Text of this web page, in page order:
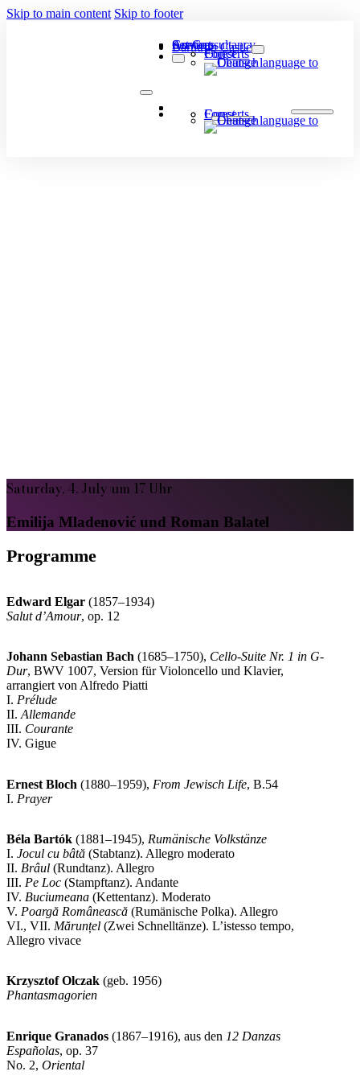
Skip to main content Skip to footer
Art Consultancy
Services
Contact
Barntrup Castle
Concerts
Forest
Art Consultancy
Services
Contact
Barntrup Castle
Concerts
Forest
Saturday, 4. July um 17 Uhr
Emilija Mladenović und Roman Balatel
Programme
Edward Elgar (1857–1934)
Salut d’Amour, op. 12
Johann Sebastian Bach (1685–1750), Cello-Suite Nr. 1 in G-
Dur, BWV 1007, Version für Violoncello und Klavier,
arrangiert von Alfredo Piatti
I. Prélude
II. Allemande
III. Courante
IV. Gigue
Ernest Bloch (1880–1959), From Jewisch Life, B.54
I. Prayer
Béla Bartók (1881–1945), Rumänische Volkstänze
I. Jocul cu bâtă (Stabtanz). Allegro moderato
II. Brâul (Rundtanz). Allegro
III. Pe Loc (Stampftanz). Andante
IV. Buciumeana (Kettentanz). Moderato
V. Poargă Românească (Rumänische Polka). Allegro
VI., VII. Mărunțel (Zwei Schnelltänze). L’istesso tempo,
Allegro vivace
Krzysztof Olczak (geb. 1956)
Phantasmagorien
Enrique Granados (1867–1916), aus den 12 Danzas
Españolas, op. 37
No. 2, Oriental